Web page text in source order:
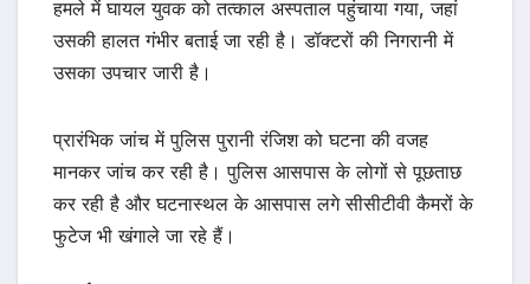
हमले में घायल युवक को तत्काल अस्पताल पहुंचाया गया, जहां
उसकी हालत गंभीर बताई जा रही है। डॉक्टरों की निगरानी में
उसका उपचार जारी है।
प्रारंभिक जांच में पुलिस पुरानी रंजिश को घटना की वजह
मानकर जांच कर रही है। पुलिस आसपास के लोगों से पूछताछ
कर रही है और घटनास्थल के आसपास लगे सीसीटीवी कैमरों के
फुटेज भी खंगाले जा रहे हैं।